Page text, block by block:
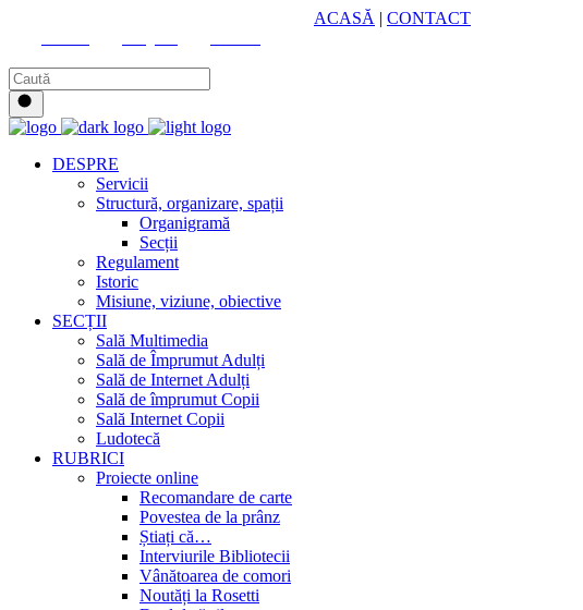
ACASĂ | CONTACT
DESPRE
Servicii
Structură, organizare, spații
Organigramă
Secții
Regulament
Istoric
Misiune, viziune, obiective
SECȚII
Sală Multimedia
Sală de Împrumut Adulți
Sală de Internet Adulți
Sală de împrumut Copii
Sală Internet Copii
Ludotecă
RUBRICI
Proiecte online
Recomandare de carte
Povestea de la prânz
Știați că…
Interviurile Bibliotecii
Vânătoarea de comori
Noutăți la Rosetti